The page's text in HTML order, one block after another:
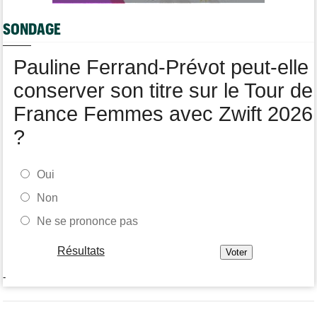
Les vidéos de cyclisme sur Dailymotion : Cyclism'Actu TV
Tour de Burgos
SONDAGE
Pauline Ferrand-Prévot peut-elle
conserver son titre sur le Tour de
France Femmes avec Zwift 2026
?
Oui
Non
Ne se prononce pas
Résultats
-